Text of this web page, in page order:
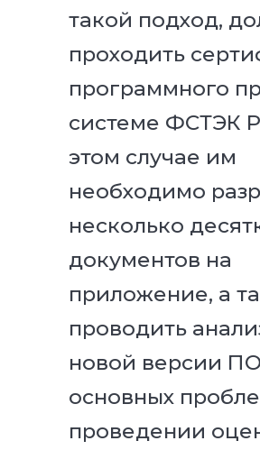
такой подход,
проходить
программного
системе ФСТЭК
этом случае им
необходимо
несколько
документов на
приложение, а
проводить
новой версии
основных
проведении